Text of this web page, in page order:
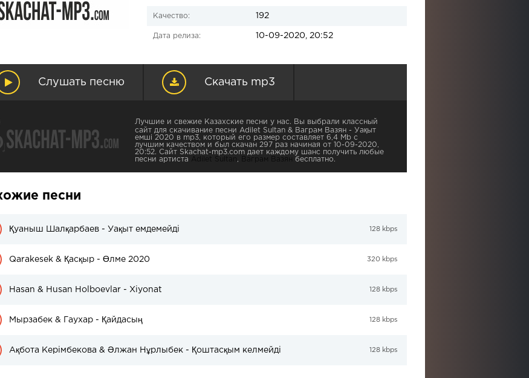
Качество: 192
Дата релиза: 10-09-2020, 20:52
Слушать песню Скачать mp3
Лучшие и свежие Казахские песни у нас. Вы выбрали классный
сайт для скачивание песни Adilet Sultan & Ваграм Вазян - Уақыт
емші 2020 в mp3, который его размер составляет 6,4 Mb с
лучшим качеством и был скачан 297 раз начиная от 10-09-2020,
20:52. Сайт Skachat-mp3.com дает каждому шанс получить любые
песни артиста
Adilet Sultan Ваграм Вазян бесплатно.
песни
Қуаныш Шалқарбаев - Уақыт емдемейді 128 kbps
Qarakesek & Қасқыр - Өлме 2020 320 kbps
Hasan & Husan Holboevlar - Xiyonat 128 kbps
Мырзабек & Гаухар - Қайдасың 128 kbps
Ақбота Керімбекова & Әлжан Нұрлыбек - Қоштасқым келмейді 128 kbps